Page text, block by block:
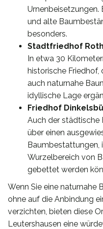
Urnenbeisetzungen.
und alte
besonders.
Stadtfriedhof
In etwa 30
historische Friedhof,
auch naturnahe
idyllische Lage
Friedhof
Auch der städtische
über einen
Baumbestattungen,
Wurzelbereich von
gebettet werden
Wenn Sie eine naturnahe
ohne auf die Anbindung
verzichten, bieten diese
Leutershausen eine